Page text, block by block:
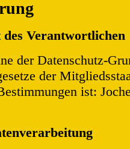
Verantwortlichen
der Datenschutz-
der
ist: